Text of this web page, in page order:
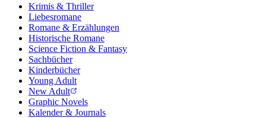
Krimis & Thriller
Liebesromane
Romane & Erzählungen
Historische Romane
Science Fiction & Fantasy
Sachbücher
Kinderbücher
Young Adult
New Adult
Graphic Novels
Kalender & Journals